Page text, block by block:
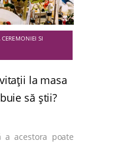
SI
la masa
să știi?
a acestora poate